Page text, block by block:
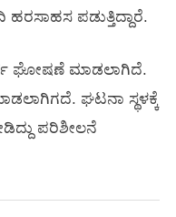
ಪಡುತ್ತಿದ್ದಾರೆ.
ಘೋಷಣೆ ಮಾಡಲಾಗಿದೆ.
ಘಟನಾ ಸ್ಥಳಕ್ಕೆ
ಪರಿಶೀಲನೆ